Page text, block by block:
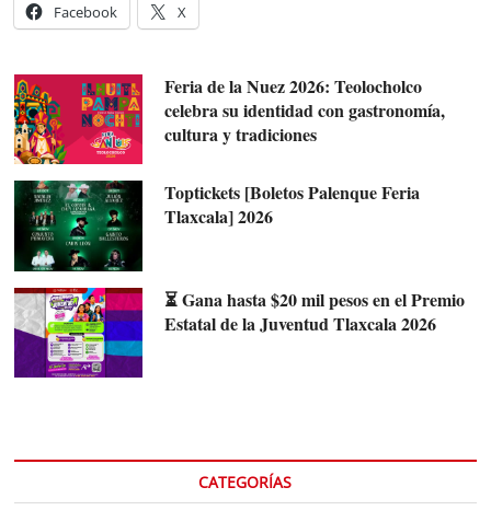
Facebook X
Feria de la Nuez 2026: Teolocholco
celebra su identidad con gastronomía,
cultura y tradiciones
Toptickets [Boletos Palenque Feria
Tlaxcala] 2026
⏳ Gana hasta $20 mil pesos en el Premio
Estatal de la Juventud Tlaxcala 2026
CATEGORÍAS